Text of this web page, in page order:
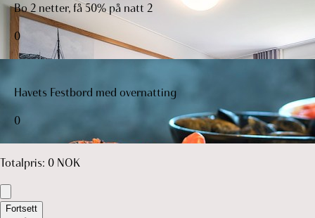
Bo 2 netter, få 50% på natt 2
0
Havets Festbord med overnatting
0
Totalpris: 0 NOK
Fortsett